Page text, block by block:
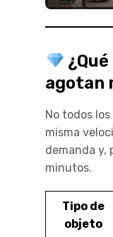
agotan
No todos
misma
demanda y,
minutos.
Tipo de
objeto